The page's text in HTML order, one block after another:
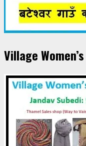
Village